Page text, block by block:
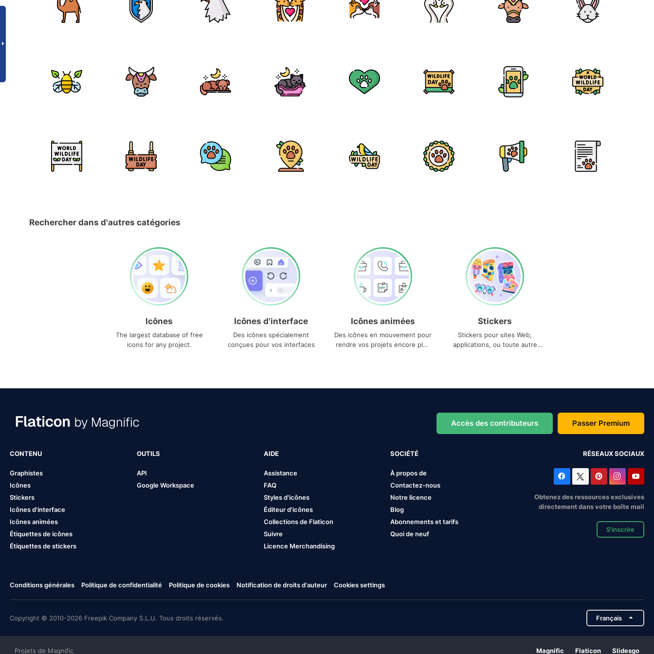
Rechercher dans d'autres catégories
Icônes
The largest database of free
icons for any project.
Icônes d'interface
Des icônes spécialement
conçues pour vos interfaces
Icônes animées
Des icônes en mouvement pour
rendre vos projets encore plus
Stickers
Stickers pour sites Web,
applications, ou toute autre
Accès des contributeurs Passer Premium
CONTENU
Graphistes
Icônes
Stickers
Icônes d'interface
Icônes animées
Étiquettes de icônes
Étiquettes de stickers
OUTILS
API
Google Workspace
AIDE
Assistance
FAQ
Styles d'icônes
Éditeur d'icônes
Collections de Flaticon
Suivre
Licence Merchandising
SOCIÉTÉ
À propos de
Contactez-nous
Notre licence
Blog
Abonnements et tarifs
Quoi de neuf
RÉSEAUX SOCIAUX
Obtenez des ressources exclusives
directement dans votre boîte mail
S'inscrire
Conditions générales Politique de confidentialité Politique de cookies Notification de droits d'auteur Cookies settings
Copyright © 2010-2026 Freepik Company S.L.U. Tous droits réservés. Français
Projets de Magnific Magnific Flaticon Slidesgo